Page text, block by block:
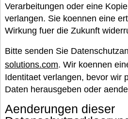
Verarbeitungen oder eine
verlangen. Sie koennen eine
Wirkung fuer die Zukunft
Bitte senden Sie
solutions.com. Wir koennen
Identitaet verlangen, bevor wir
Daten herausgeben oder
Aenderungen dieser